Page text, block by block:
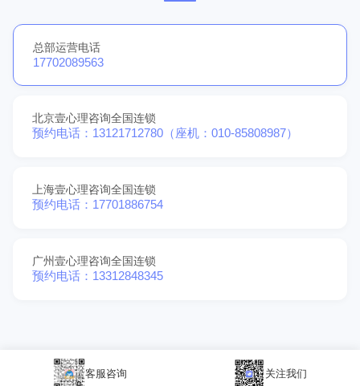
总部运营电话
17702089563
北京壹心理咨询全国连锁
预约电话：13121712780（座机：010-85808987）
上海壹心理咨询全国连锁
预约电话：17701886754
广州壹心理咨询全国连锁
预约电话：13312848345
客服咨询 关注我们